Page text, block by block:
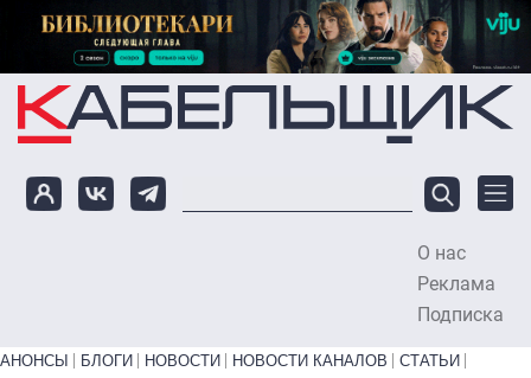
Перейти к основному содержанию
О нас
Реклама
Подписка
Primary links bottom
АНОНСЫ БЛОГИ НОВОСТИ НОВОСТИ КАНАЛОВ
СТАТЬИ